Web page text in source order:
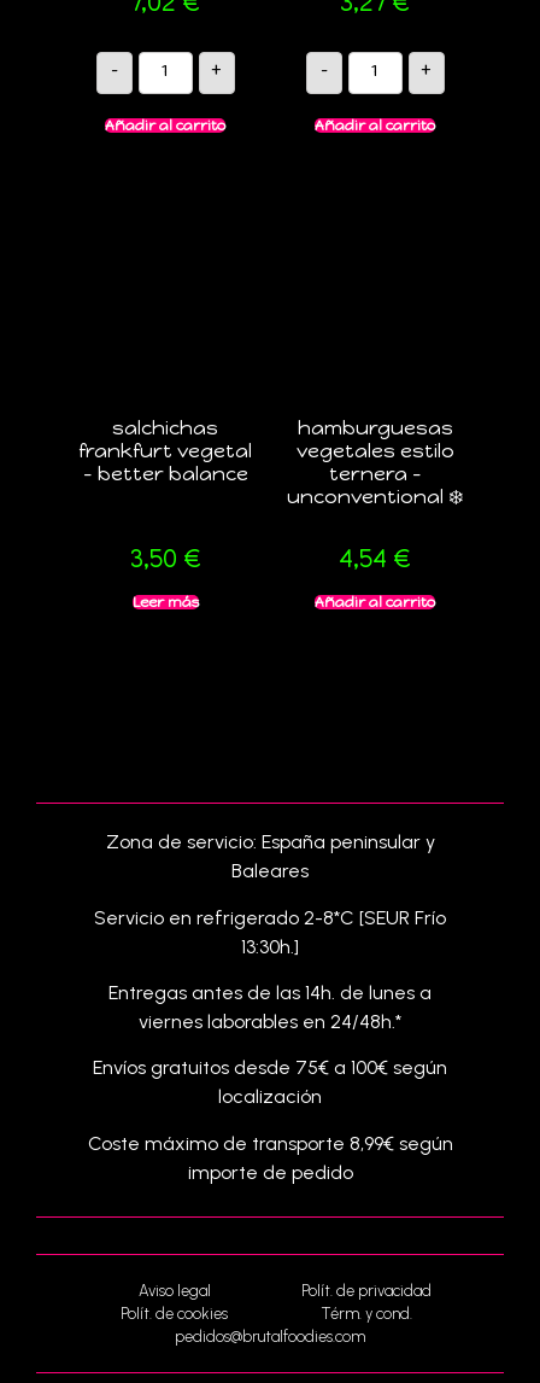
- +
Añadir al carrito
- +
Añadir al carrito
salchichas
frankfurt vegetal
– better balance
3,50 €
Leer más
hamburguesas
vegetales estilo
ternera –
unconventional ❄️
4,54 €
Añadir al carrito
Zona de servicio: España peninsular y
Baleares
Servicio en refrigerado 2-8*C [SEUR Frío
13:30h.]
Entregas antes de las 14h. de lunes a
viernes laborables en 24/48h.*
Envíos gratuitos desde 75€ a 100€ según
localización
Coste máximo de transporte 8,99€ según
importe de pedido
Aviso legal
Polít. de privacidad
Polít. de cookies
Térm. y cond.
pedidos@brutalfoodies.com